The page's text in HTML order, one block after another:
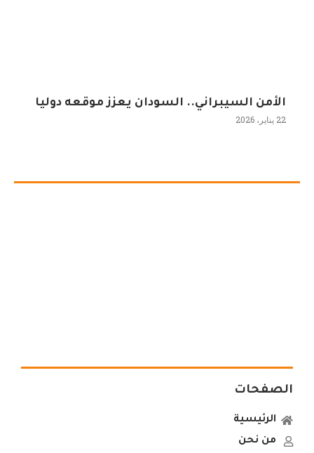
الأمن السيبراني.. السودان يعزز موقعه دوليا
22 يناير، 2026
الصفحات
الرئيسية
من نحن